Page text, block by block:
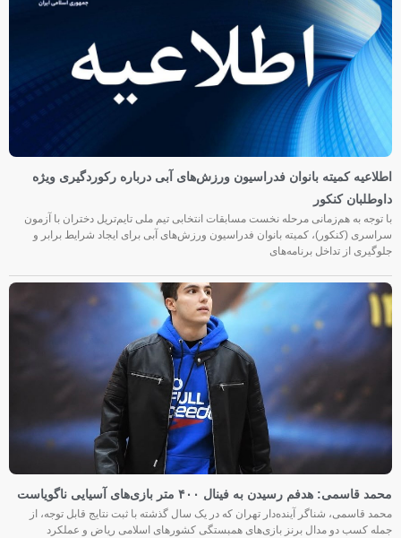
اطلاعیه کمیته بانوان فدراسیون ورزش‌های آبی درباره رکوردگیری ویژه
داوطلبان کنکور
با توجه به هم‌زمانی مرحله نخست مسابقات انتخابی تیم ملی تایم‌تریل دختران با آزمون
سراسری (کنکور)، کمیته بانوان فدراسیون ورزش‌های آبی برای ایجاد شرایط برابر و
جلوگیری از تداخل برنامه‌های
محمد قاسمی: هدفم رسیدن به فینال ۴۰۰ متر بازی‌های آسیایی ناگویاست
محمد قاسمی، شناگر آینده‌دار تهران که در یک سال گذشته با ثبت نتایج قابل توجه، از
جمله کسب دو مدال برنز بازی‌های همبستگی کشورهای اسلامی ریاض و عملکرد